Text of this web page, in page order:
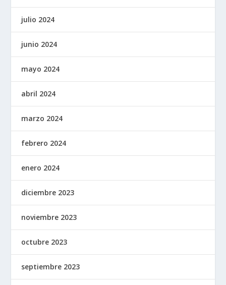
julio 2024
junio 2024
mayo 2024
abril 2024
marzo 2024
febrero 2024
enero 2024
diciembre 2023
noviembre 2023
octubre 2023
septiembre 2023